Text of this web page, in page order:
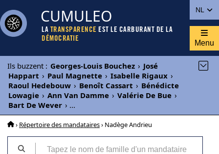
NL
CUMULEO
LA TRANSPARENCE EST LE CARBURANT DE LA
DÉMOCRATIE
Menu
Ils buzzent : Georges-Louis Bouchez › José
Happart › Paul Magnette › Isabelle Rigaux ›
Raoul Hedebouw › Benoît Cassart › Bénédicte
Lowagie › Ann Van Damme › Valérie De Bue ›
Bart De Wever › ...
› Répertoire des mandataires› Nadège Andrieu